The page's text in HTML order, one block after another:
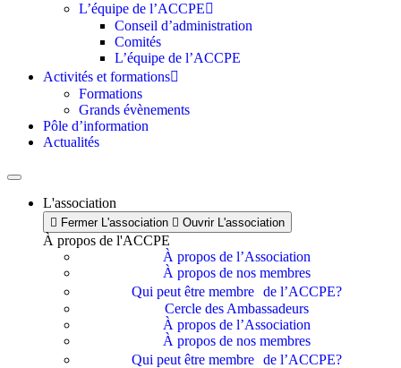
L’équipe de l’ACCPE
Conseil d’administration
Comités
L’équipe de l’ACCPE
Activités et formations
Formations
Grands évènements
Pôle d’information
Actualités
L'association
Fermer L'association Ouvrir L'association
À propos de l'ACCPE
À propos de l’Association
À propos de nos membres
Qui peut être membre de l’ACCPE?
Cercle des Ambassadeurs
À propos de l’Association
À propos de nos membres
Qui peut être membre de l’ACCPE?